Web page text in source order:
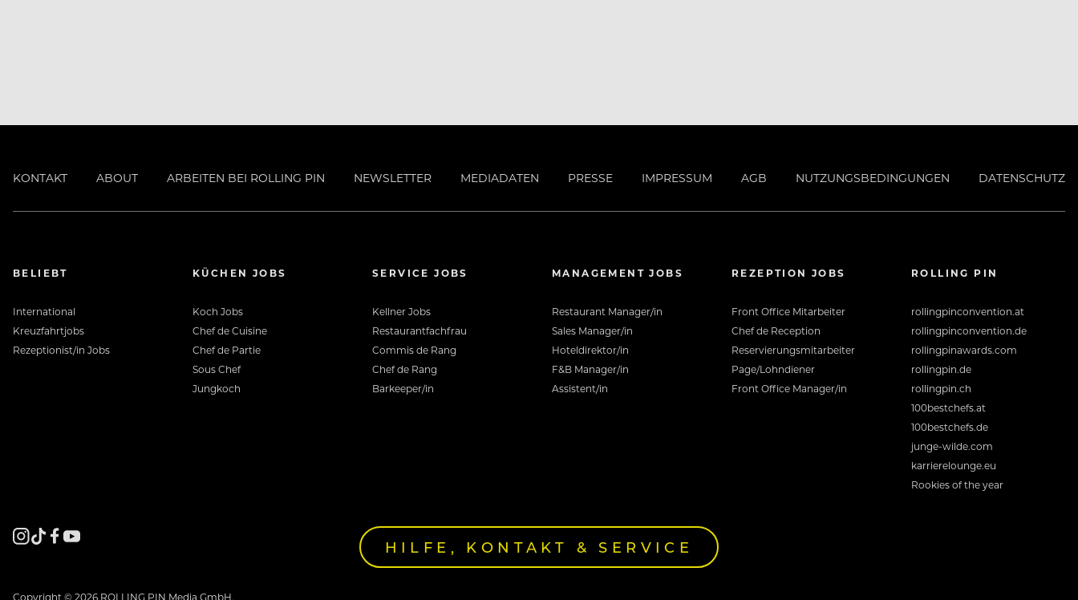
KONTAKT ABOUT ARBEITEN BEI ROLLING PIN NEWSLETTER MEDIADATEN PRESSE IMPRESSUM AGB NUTZUNGSBEDINGUNGEN DATENSCHUTZ
BELIEBT
International
Kreuzfahrtjobs
Rezeptionist/in Jobs
KÜCHEN JOBS
Koch Jobs
Chef de Cuisine
Chef de Partie
Sous Chef
Jungkoch
SERVICE JOBS
Kellner Jobs
Restaurantfachfrau
Commis de Rang
Chef de Rang
Barkeeper/in
MANAGEMENT JOBS
Restaurant Manager/in
Sales Manager/in
Hoteldirektor/in
F&B Manager/in
Assistent/in
REZEPTION JOBS
Front Office Mitarbeiter
Chef de Reception
Reservierungsmitarbeiter
Page/Lohndiener
Front Office Manager/in
ROLLING PIN
rollingpinconvention.at
rollingpinconvention.de
rollingpinawards.com
rollingpin.de
rollingpin.ch
100bestchefs.at
100bestchefs.de
junge-wilde.com
karrierelounge.eu
Rookies of the year
HILFE, KONTAKT & SERVICE
Copyright © 2026 ROLLING PIN Media GmbH.